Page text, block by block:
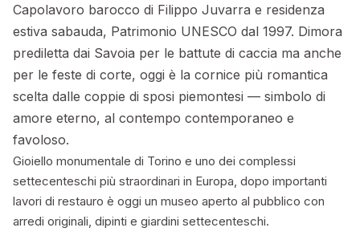
Capolavoro barocco di Filippo Juvarra e residenza
estiva sabauda, Patrimonio UNESCO dal 1997. Dimora
prediletta dai Savoia per le battute di caccia ma anche
per le feste di corte, oggi è la cornice più romantica
scelta dalle coppie di sposi piemontesi — simbolo di
amore eterno, al contempo contemporaneo e
favoloso.
Gioiello monumentale di Torino e uno dei complessi
settecenteschi più straordinari in Europa, dopo importanti
lavori di restauro è oggi un museo aperto al pubblico con
arredi originali, dipinti e giardini settecenteschi.